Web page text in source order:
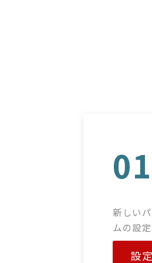
01
新しい
ムの設
設